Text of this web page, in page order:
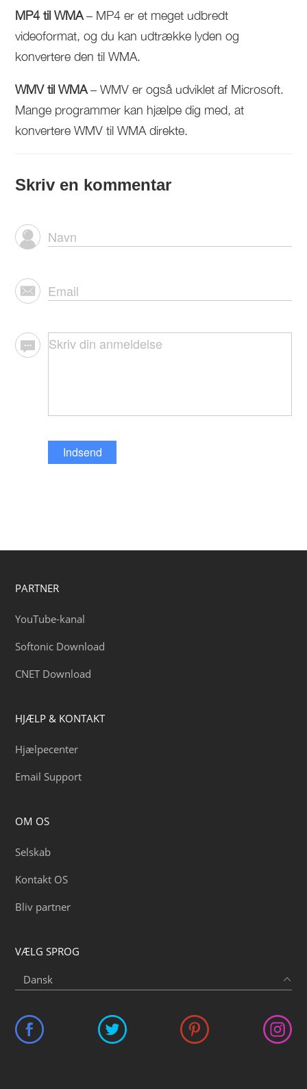
MP4 til WMA– MP4 er et meget udbredt
videoformat, og du kan udtrække lyden og
konvertere den til WMA.
WMV til WMA– WMV er også udviklet af Microsoft.
Mange programmer kan hjælpe dig med, at
konvertere WMV til WMA direkte.
Skriv en kommentar
Indsend
PARTNER
YouTube-kanal
Softonic Download
CNET Download
HJÆLP & KONTAKT
Hjælpecenter
Email Support
OM OS
Selskab
Kontakt OS
Bliv partner
VÆLG SPROG